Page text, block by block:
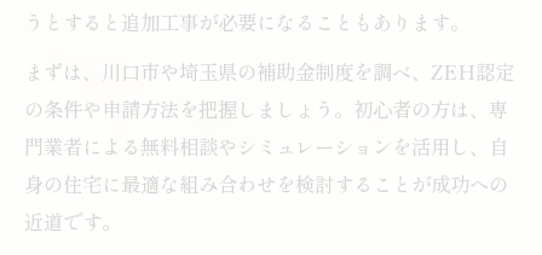
太陽光必須のZEH補助金要件をわかりやす
く解説
蓄電池と太陽光を活かしたZEH住宅の申請
方法
ZEH Orientedと通常ZEHの補助金比較ポ
うとすると追加工事が必要になることもあります。
まずは、川口市や埼玉県の補助金制度を調べ、ZEH認定
の条件や申請方法を把握しましょう。初心者の方は、専
門業者による無料相談やシミュレーションを活用し、自
身の住宅に最適な組み合わせを検討することが成功への
近道です。